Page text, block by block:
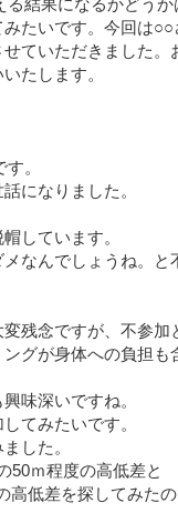
結果になるかどうか
たいです。今回は
ていただきました。
たします。
。
になりました。
しています。
なんでしょうね。
残念ですが、不参加
グが身体への負担も
味深いですね。
てみたいです。
した。
50ｍ程度の高低差と
高低差を探してみた